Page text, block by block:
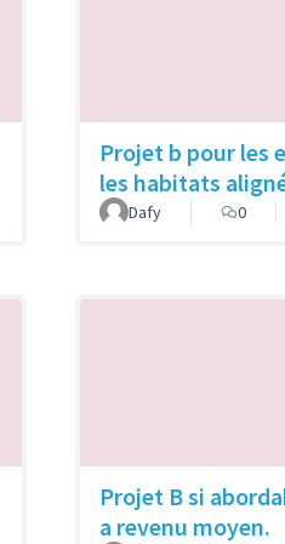
Projet b pour les
les habitats
Dafy 0
Projet B si
a revenu moyen.